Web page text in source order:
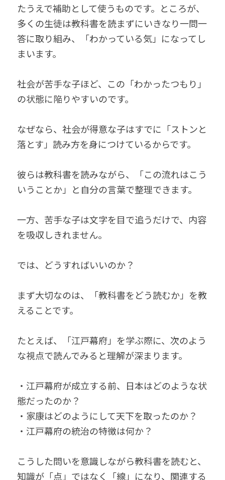
たうえで補助として使うものです。ところが、
多くの生徒は教科書を読まずにいきなり一問一
答に取り組み、「わかっている気」になってし
まいます。
社会が苦手な子ほど、この「わかったつもり」
の状態に陥りやすいのです。
なぜなら、社会が得意な子はすでに「ストンと
落とす」読み方を身につけているからです。
彼らは教科書を読みながら、「この流れはこう
いうことか」と自分の言葉で整理できます。
一方、苦手な子は文字を目で追うだけで、内容
を吸収しきれません。
では、どうすればいいのか？
まず大切なのは、「教科書をどう読むか」を教
えることです。
たとえば、「江戸幕府」を学ぶ際に、次のよう
な視点で読んでみると理解が深まります。
・江戸幕府が成立する前、日本はどのような状
態だったのか？
・家康はどのようにして天下を取ったのか？
・江戸幕府の統治の特徴は何か？
こうした問いを意識しながら教科書を読むと、
知識が「点」ではなく「線」になり、関連する